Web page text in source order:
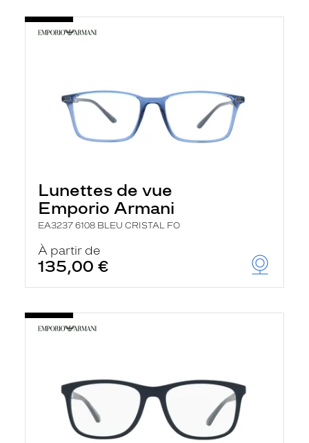
Lunettes de vue
Emporio Armani
EA3237 6108 BLEU CRISTAL FO
À partir de
135,00 €